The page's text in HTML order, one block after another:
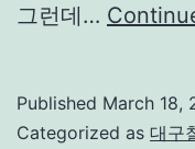
그런데…
Published March 18,
Categorized as 대구